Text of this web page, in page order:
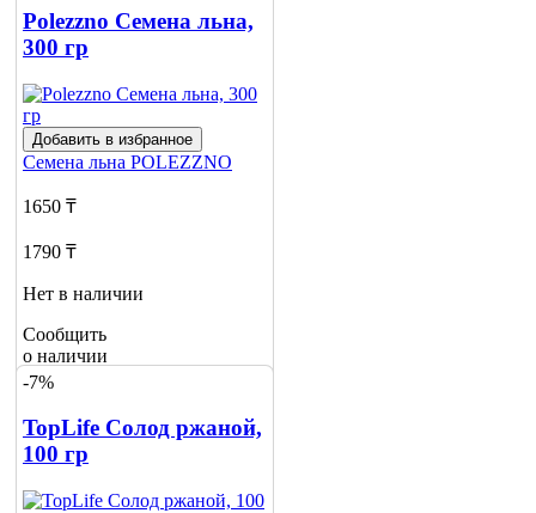
Polezzno Семена льна,
300 гр
Добавить в избранное
Семена льна POLEZZNO
1650 ₸
1790 ₸
Нет в наличии
Сообщить
о наличии
-7%
TopLife Солод ржаной,
100 гр